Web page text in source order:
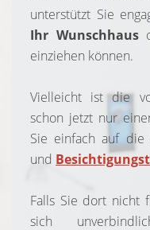
unterstützt Sie
Ihr Wunschhaus
einziehen können.
Vielleicht ist die
schon jetzt nur
Sie einfach auf die
und
Falls Sie dort nicht
sich